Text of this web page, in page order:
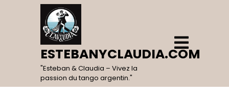
ESTEBANYCLAUDIA.COM
"Esteban & Claudia – Vivez la
passion du tango argentin."
Open
Menu